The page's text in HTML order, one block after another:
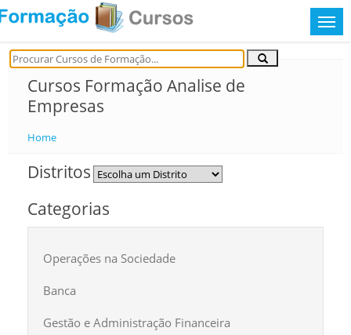
Cursos Formação Analise de
Empresas
Home
Distritos
Categorias
Operações na Sociedade
Banca
Gestão e Administração Financeira